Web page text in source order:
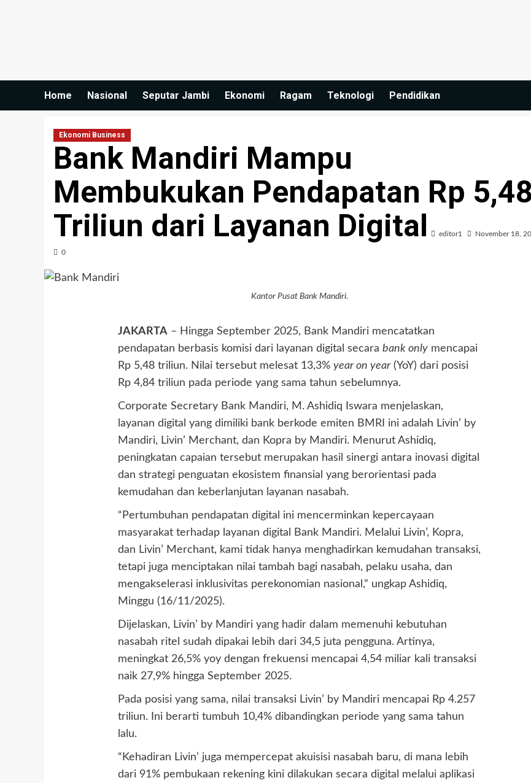
Home Nasional Seputar Jambi Ekonomi Ragam Teknologi Pendidikan
Ekonomi Business
Bank Mandiri Mampu
Membukukan Pendapatan Rp 5,48
Triliun dari Layanan Digital
editor1 November 18,
0
Kantor Pusat Bank Mandiri.
JAKARTA – Hingga September 2025, Bank Mandiri mencatatkan
pendapatan berbasis komisi dari layanan digital secarabank only mencapai
Rp 5,48 triliun. Nilai tersebut melesat 13,3%year on year(YoY) dari posisi
Rp 4,84 triliun pada periode yang sama tahun sebelumnya.
Corporate Secretary Bank Mandiri, M. Ashidiq Iswara menjelaskan,
layanan digital yang dimiliki bank berkode emiten BMRI ini adalah Livin’ by
Mandiri, Livin’ Merchant, dan Kopra by Mandiri. Menurut Ashidiq,
peningkatan capaian tersebut merupakan hasil sinergi antara inovasi digital
dan strategi penguatan ekosistem finansial yang berorientasi pada
kemudahan dan keberlanjutan layanan nasabah.
“Pertumbuhan pendapatan digital ini mencerminkan kepercayaan
masyarakat terhadap layanan digital Bank Mandiri. Melalui Livin’, Kopra,
dan Livin’ Merchant, kami tidak hanya menghadirkan kemudahan transaksi,
tetapi juga menciptakan nilai tambah bagi nasabah, pelaku usaha, dan
mengakselerasi inklusivitas perekonomian nasional,” ungkap Ashidiq,
Minggu (16/11/2025).
Dijelaskan, Livin’ by Mandiri yang hadir dalam memenuhi kebutuhan
nasabah ritel sudah dipakai lebih dari 34,5 juta pengguna. Artinya,
meningkat 26,5% yoy dengan frekuensi mencapai 4,54 miliar kali transaksi
naik 27,9% hingga September 2025.
Pada posisi yang sama, nilai transaksi Livin’ by Mandiri mencapai Rp 4.257
triliun. Ini berarti tumbuh 10,4% dibandingkan periode yang sama tahun
lalu.
“Kehadiran Livin’ juga mempercepat akuisisi nasabah baru, di mana lebih
dari 91% pembukaan rekening kini dilakukan secara digital melalui aplikasi